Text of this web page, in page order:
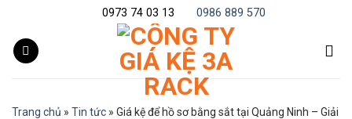
content
0973 74 03 13 0986 889 570
Trang chủ » Tin tức » Giá kệ để hồ sơ bằng sắt tại Quảng Ninh – Giải